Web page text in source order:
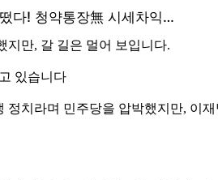
지만, 갈 길은 멀어 보입니다.
있습니다
치라며 민주당을 압박했지만, 이